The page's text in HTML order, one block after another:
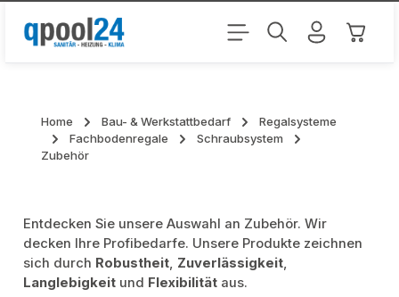
Zum Hauptinhalt springen
Home Bau- & Werkstattbedarf
Regalsysteme
Fachbodenregale
Schraubsystem
Zubehör
Entdecken Sie unsere Auswahl an Zubehör. Wir
decken Ihre Profibedarfe. Unsere Produkte zeichnen
sich durch Robustheit, Zuverlässigkeit,
Langlebigkeit und Flexibilität aus.